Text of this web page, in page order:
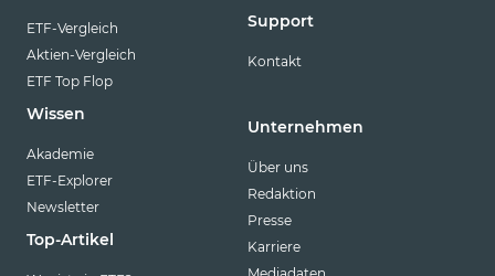
ETF-Vergleich
Aktien-Vergleich
ETF Top Flop
Wissen
Akademie
ETF-Explorer
Newsletter
Top-Artikel
Support
Kontakt
Unternehmen
Über uns
Redaktion
Presse
Karriere